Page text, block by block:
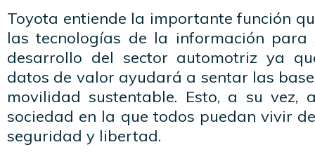
Toyota entiende la importante función
las tecnologías de la información para
desarrollo del sector automotriz ya
datos de valor ayudará a sentar las
movilidad sustentable. Esto, a su vez,
sociedad en la que todos puedan vivir
seguridad y libertad.